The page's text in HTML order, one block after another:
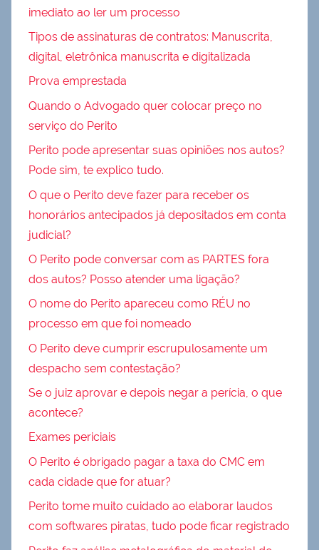
imediato ao ler um processo
Tipos de assinaturas de contratos: Manuscrita,
digital, eletrônica manuscrita e digitalizada
Prova emprestada
Quando o Advogado quer colocar preço no
serviço do Perito
Perito pode apresentar suas opiniões nos autos?
Pode sim, te explico tudo.
O que o Perito deve fazer para receber os
honorários antecipados já depositados em conta
judicial?
O Perito pode conversar com as PARTES fora
dos autos? Posso atender uma ligação?
O nome do Perito apareceu como RÉU no
processo em que foi nomeado
O Perito deve cumprir escrupulosamente um
despacho sem contestação?
Se o juiz aprovar e depois negar a perícia, o que
acontece?
Exames periciais
O Perito é obrigado pagar a taxa do CMC em
cada cidade que for atuar?
Perito tome muito cuidado ao elaborar laudos
com softwares piratas, tudo pode ficar registrado